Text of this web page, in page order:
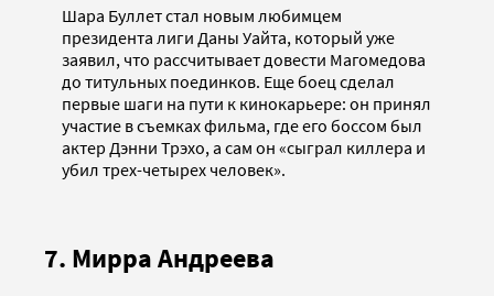
Шара Буллет стал новым любимцем
президента лиги Даны Уайта, который уже
заявил, что рассчитывает довести Магомедова
до титульных поединков. Еще боец сделал
первые шаги на пути к кинокарьере: он принял
участие в съемках фильма, где его боссом был
актер Дэнни Трэхо, а сам он «сыграл киллера и
убил трех-четырех человек».
7. Мирра Андреева